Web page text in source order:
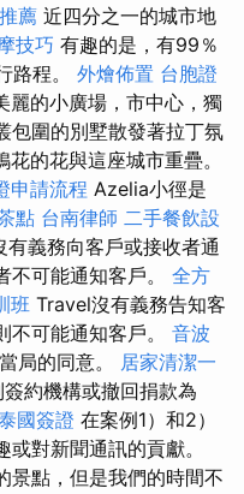
薦 近四分之一的城市地
技巧 有趣的是，有99％
路程。 外燴佈置 台胞證
麗的小廣場，市中心，獨
包圍的別墅散發著拉丁氛
花的花與這座城市重疊。
申請流程 Azelia小徑是
點 台南律師 二手餐飲設
有義務向客戶或接收者通
不可能通知客戶。 全方
班 Travel沒有義務告知客
不可能通知客戶。 音波
局的同意。 居家清潔一
約機構或撤回捐款為
國簽證 在案例1）和2）
對新聞通訊的貢獻。
景點，但是我們的時間不